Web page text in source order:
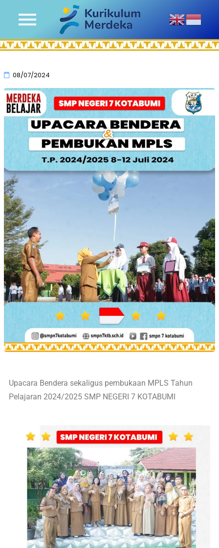
08/07/2024
Upacara Bendera sekaligus pembukaan MPLS Tahun
Pelajaran 2024/2025 SMP NEGERI 7 KOTABUMI